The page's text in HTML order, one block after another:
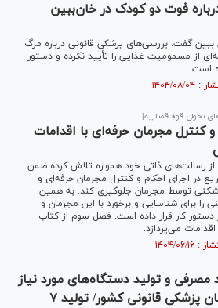
فوت دو کودک در خان‌ببین
گفت: بررسی‌های پزشکی قانونی درباره مرگ
از مسمومیت غذایی را تأیید نکرده و دستور
است.
تحولی قوه قضاییه|
کنترل مجرمان حرفه‌ای با اقدامات
رسالت‌های ذاتی خود همواره تلاش کرده ضمن
در اجرای احکام و کنترل مجرمان حرفه‌ای و
توسط مجرمان جلوگیری کند. به همین
را برای شناسایی و برخورد با این مجرمان و
دستور کار قرار داده است. فصل سوم از کتاب
می‌پردازد.
و تولید دستگاه‌های مورد نیاز
در مرکز تحقیقات سازمان پزشکی قانونی کشور/ تولید ۷